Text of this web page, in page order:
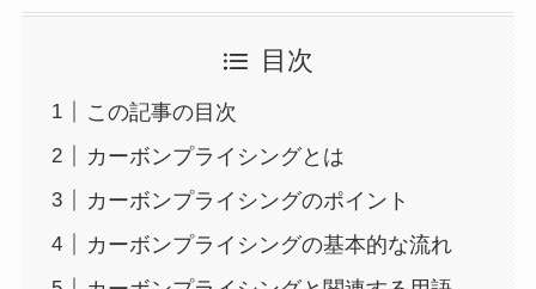
目次
この記事の目次
カーボンプライシングとは
カーボンプライシングのポイント
カーボンプライシングの基本的な流れ